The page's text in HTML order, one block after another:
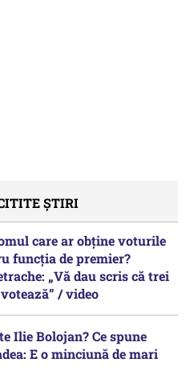
ȘTIRI
care ar obține voturile
funcția de premier?
„Vă dau scris că trei
/ video
Ilie Bolojan? Ce spune
E o minciună de mari